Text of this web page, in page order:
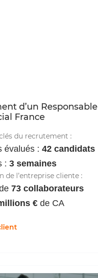
d’un Responsable
France
du recrutement :
évalués : 42 candidats
: 3 semaines
de l’entreprise cliente :
73 collaborateurs
€de CA